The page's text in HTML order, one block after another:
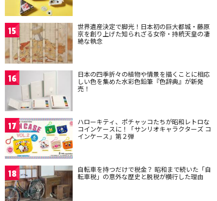
15 世界遺産決定で脚光！日本初の巨大都城・藤原
京を創り上げた知られざる女帝・持統天皇の凄
絶な執念
16 日本の四季折々の植物や情景を描くことに相応
しい色を集めた水彩色鉛筆『色辞典』が新発
売！
17 ハローキティ、ポチャッコたちが昭和レトロな
コインケースに！「サンリオキャラクターズ コ
インケース」第２弾
18 自転車を持つだけで税金？ 昭和まで続いた「自
転車税」の意外な歴史と脱税が横行した理由